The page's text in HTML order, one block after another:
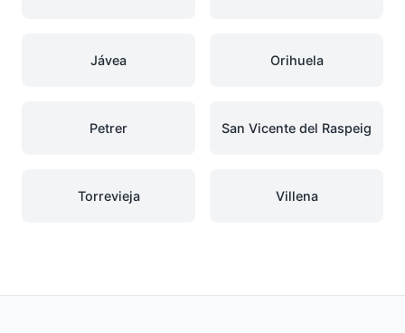
Jávea Orihuela
Petrer San Vicente del Raspeig
Torrevieja Villena